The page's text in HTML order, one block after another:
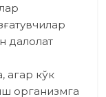
далолат
агар кўк
организмга